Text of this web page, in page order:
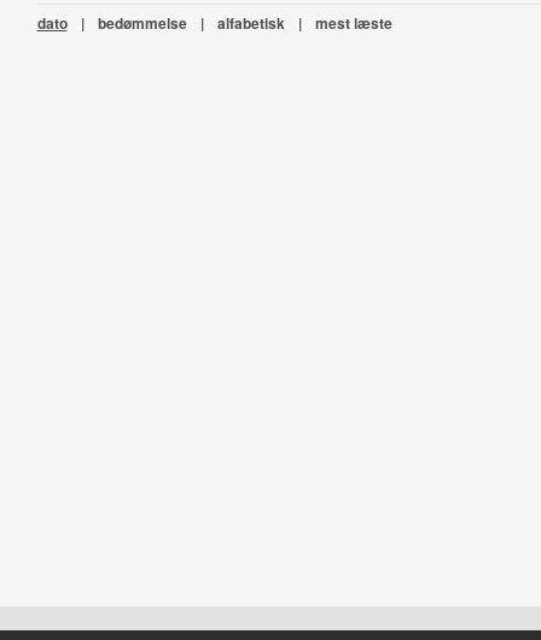
dato | bedømmelse | alfabetisk | mest læste